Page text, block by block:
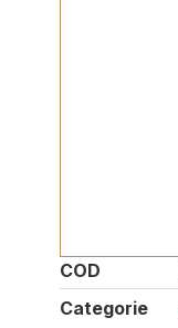
COD
Categorie